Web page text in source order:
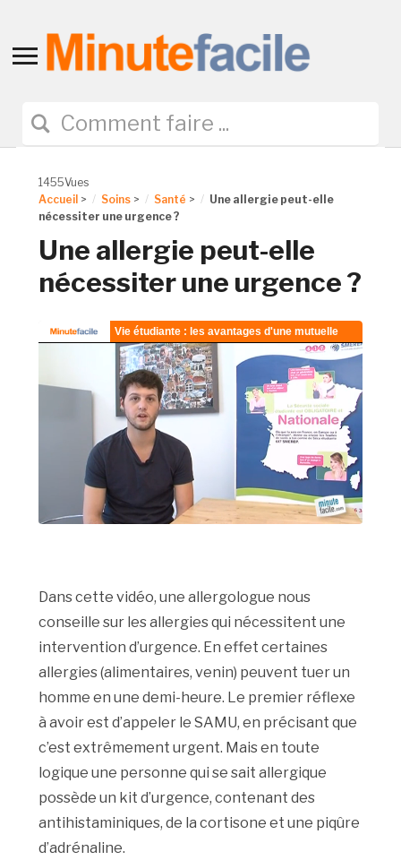
Toggle
navigation
1455Vues
Accueil > Soins > Santé >
Une allergie peut-elle
nécessiter une urgence ?
Une allergie peut-elle
nécessiter une urgence ?
Dans cette vidéo, une allergologue nous
conseille sur les allergies qui nécessitent une
intervention d’urgence. En effet certaines
allergies (alimentaires, venin) peuvent tuer un
homme en une demi-heure. Le premier réflexe
à avoir est d’appeler le SAMU, en précisant que
c’est extrêmement urgent. Mais en toute
logique une personne qui se sait allergique
possède un kit d’urgence, contenant des
antihistaminiques, de la cortisone et une piqûre
d’adrénaline.